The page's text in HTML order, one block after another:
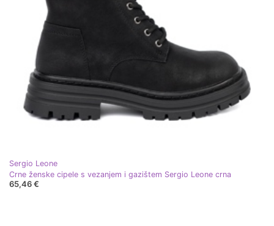
Sergio Leone
Crne ženske cipele s vezanjem i gazištem Sergio Leone crna
65,46 €